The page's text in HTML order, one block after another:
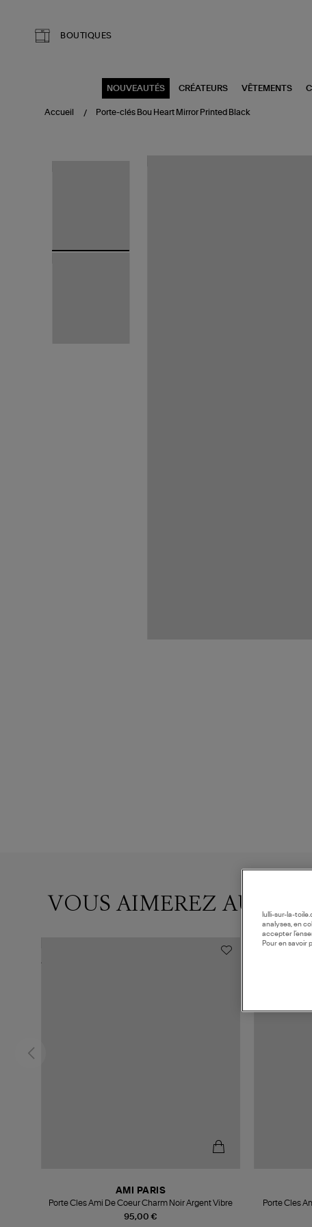
BOUTIQUES
NOUVEAUTÉS CRÉATEURS VÊTEMENTS
Accueil Porte-clés Bou Heart Mirror Printed Black
VOUS AIMEREZ AUSSI
95,00 €
AMI PARIS
Porte Cles Ami De Coeur Charm Noir Argent Vibre
Porte Cles
lulli-sur-la-
analyses, en
accepter
Pour en savoir